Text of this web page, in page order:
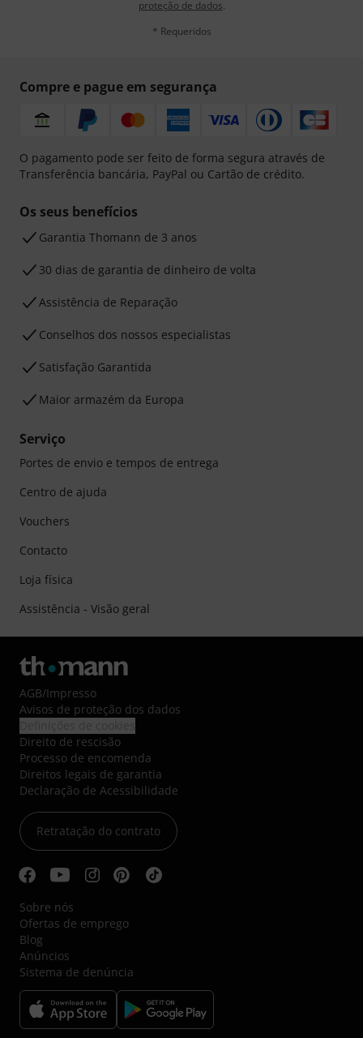
proteção de dados.
* Requeridos
Compre e pague em segurança
O pagamento pode ser feito de forma segura através de
Transferência bancária, PayPal ou Cartão de crédito.
Os seus benefícios
Garantia Thomann de 3 anos
30 dias de garantia de dinheiro de volta
Assistência de Reparação
Conselhos dos nossos especialistas
Satisfação Garantida
Maior armazém da Europa
Serviço
Portes de envio e tempos de entrega
Centro de ajuda
Vouchers
Contacto
Loja física
Assistência - Visão geral
AGB/Impresso
Avisos de proteção dos dados
Direito de rescisão
Processo de encomenda
Direitos legais de garantia
Declaração de Acessibilidade
Retratação do contrato
Sobre nós
Ofertas de emprego
Blog
Anúncios
Sistema de denúncia